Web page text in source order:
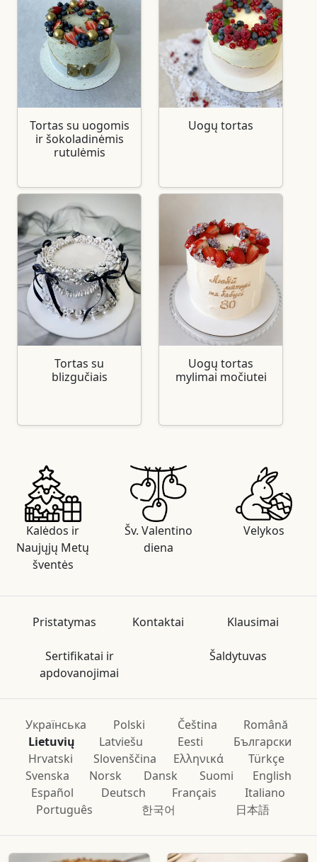
Tortas su uogomis
ir šokoladinėmis
rutulėmis
Uogų tortas
Tortas su
blizgučiais
Uogų tortas
mylimai močiutei
Kalėdos ir
Naujųjų Metų
šventės
Šv. Valentino
diena
Velykos
Pristatymas Kontaktai Klausimai
Sertifikatai ir
apdovanojimai
Šaldytuvas
Українська Polski Čeština
Română
Lietuvių
Latviešu Eesti
Български
Hrvatski
Slovenščina Ελληνικά
Türkçe
Svenska
Norsk Dansk Suomi
English
Español
Deutsch Français
Italiano
Português
한국어 日本語